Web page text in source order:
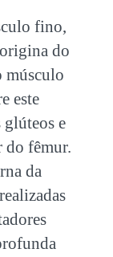
fino,
do
músculo
este
e
do fêmur.
da